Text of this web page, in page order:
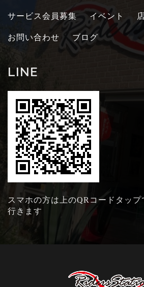
サービス会員募集 イベント
お問い合わせ ブログ
LINE
スマホの方は上のQRコードタッ
行きます